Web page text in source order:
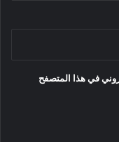
في هذا المتصفح